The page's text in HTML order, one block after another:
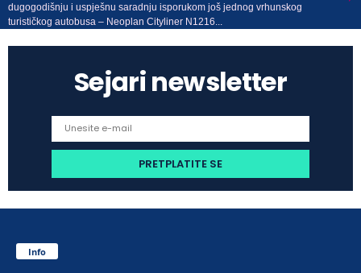
dugogodišnju i uspješnu saradnju isporukom još jednog vrhunskog
turističkog autobusa – Neoplan Cityliner N1216...
Sejari newsletter
Info